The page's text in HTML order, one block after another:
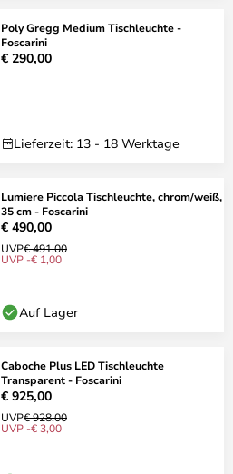
Poly Gregg Medium Tischleuchte -
Foscarini
€ 290,00
Lieferzeit: 13 - 18 Werktage
Lumiere Piccola Tischleuchte, chrom/weiß,
35 cm - Foscarini
€ 490,00
UVP€ 491,00
UVP -€ 1,00
Auf Lager
Caboche Plus LED Tischleuchte
Transparent - Foscarini
€ 925,00
UVP€ 928,00
UVP -€ 3,00